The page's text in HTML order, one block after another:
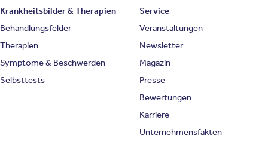
Krankheitsbilder & Therapien
Behandlungsfelder
Therapien
Symptome & Beschwerden
Selbsttests
Service
Veranstaltungen
Newsletter
Magazin
Presse
Bewertungen
Karriere
Unternehmensfakten